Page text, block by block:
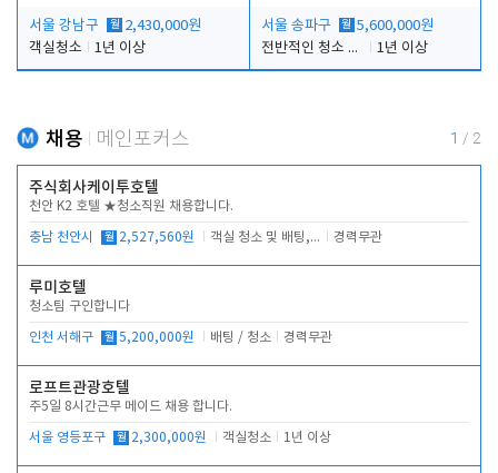
서울 강남구 월 2,430,000원
객실청소
1년 이상
서울 송파구 월 5,600,000원
전반적인 청소 업무(객실청소.객실정리)
1년 이상
채용 메인포커스 1 / 2
주식회사케이투호텔
천안 K2 호텔 ★청소직원 채용합니다.
충남 천안시 월 2,527,560원 객실 청소 및 배팅, 주변 시설 청소 경력무관
루미호텔
청소팀 구인합니다
인천 서해구 월 5,200,000원 배팅 / 청소 경력무관
로프트관광호텔
주5일 8시간근무 메이드 채용 합니다.
서울 영등포구 월 2,300,000원 객실청소 1년 이상